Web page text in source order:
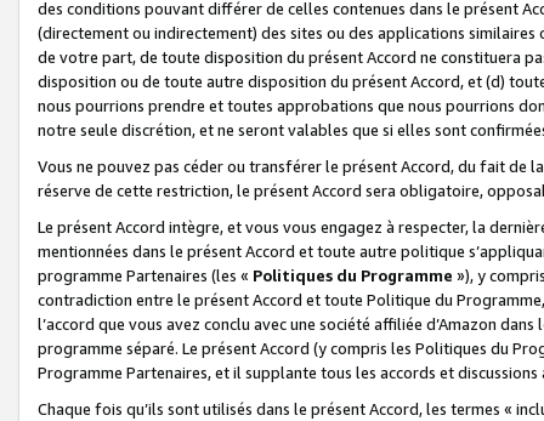
des conditions pouvant différer de celles contenues dans le présent
(directement ou indirectement) des sites ou des applications
de votre part, de toute disposition du présent Accord ne constituera
disposition ou de toute autre disposition du présent Accord, et (d)
nous pourrions prendre et toutes approbations que nous pourrions
notre seule discrétion, et ne seront valables que si elles sont
Vous ne pouvez pas céder ou transférer le présent Accord, du fait de
réserve de cette restriction, le présent Accord sera obligatoire,
Le présent Accord intègre, et vous vous engagez à respecter, la
mentionnées dans le présent Accord et toute autre politique
programme Partenaires (les « Politiques du Programme »), y
contradiction entre le présent Accord et toute Politique du
l’accord que vous avez conclu avec une société affiliée d’Amazon
programme séparé. Le présent Accord (y compris les Politiques du
Programme Partenaires, et il supplante tous les accords et discussions
Chaque fois qu’ils sont utilisés dans le présent Accord, les termes «